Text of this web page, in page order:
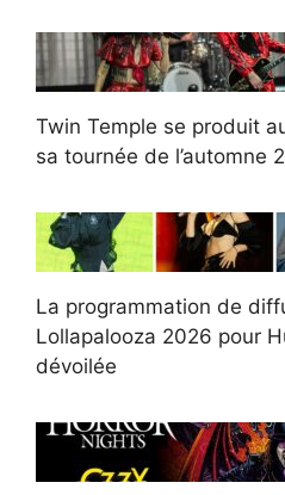
Twin Temple se produit
sa tournée de l’automne
La programmation de
Lollapalooza 2026 pour
dévoilée